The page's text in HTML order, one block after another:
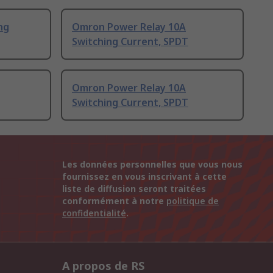
Omron Power Relay 10A
Switching Current, SPDT
Omron Power Relay 10A
Switching Current, SPDT
Les données personnelles que vous nous
fournissez en vous inscrivant à cette
liste de diffusion seront traitées
conformément à notre politique de
confidentialité.
A propos de RS